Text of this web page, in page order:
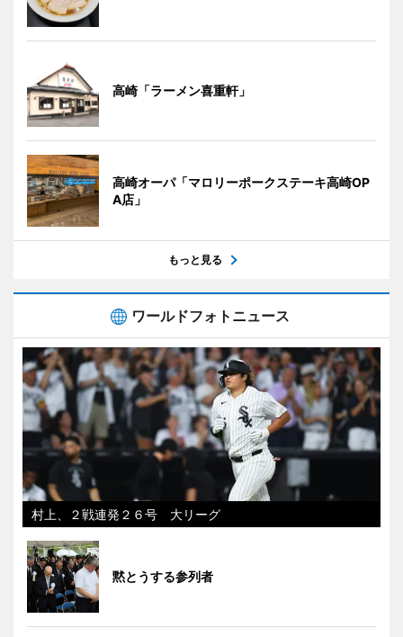
高崎「ラーメン喜重軒」
高崎オーパ「マロリーポークステーキ高崎OP
A店」
もっと見る
ワールドフォトニュース
村上、２戦連発２６号 大リーグ
黙とうする参列者